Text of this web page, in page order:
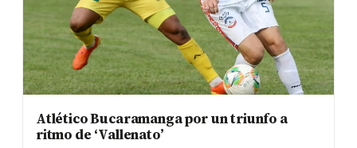
Atlético Bucaramanga por un triunfo a
ritmo de ‘Vallenato’